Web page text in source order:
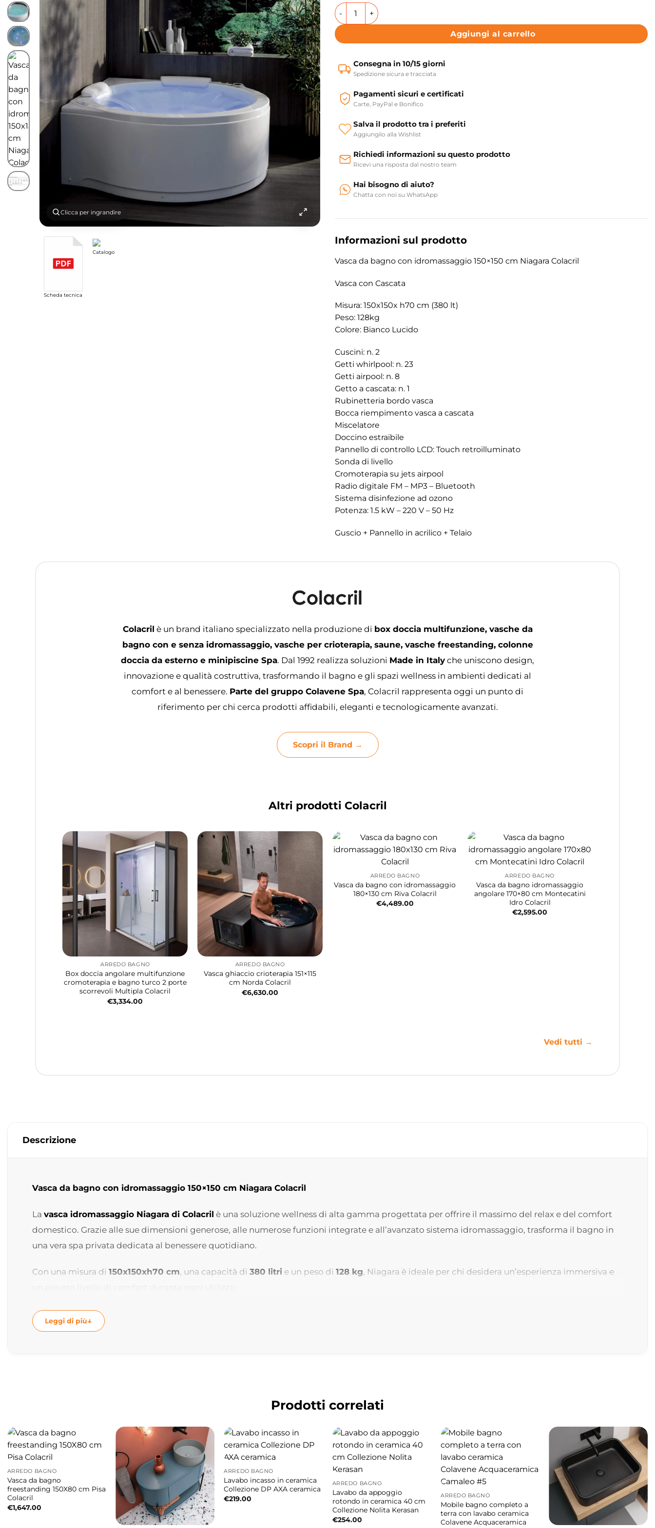
Clicca per ingrandire
Scheda tecnica
Catalogo
Vasca da bagno con idromassaggio 150x150 cm Niagara Colacril quantità
Aggiungi al carrello
Consegna in 10/15 giorni
Spedizione sicura e tracciata
Pagamenti sicuri e certificati
Carte, PayPal e Bonifico
Salva il prodotto tra i preferiti
Aggiungilo alla Wishlist
Richiedi informazioni su questo prodotto
Ricevi una risposta dal nostro team
Hai bisogno di aiuto?
Chatta con noi su WhatsApp
Informazioni sul prodotto
Vasca da bagno con idromassaggio 150×150 cm Niagara Colacril
Vasca con Cascata
Misura: 150x150x h70 cm (380 lt)
Peso: 128kg
Colore: Bianco Lucido
Cuscini: n. 2
Getti whirlpool: n. 23
Getti airpool: n. 8
Getto a cascata: n. 1
Rubinetteria bordo vasca
Bocca riempimento vasca a cascata
Miscelatore
Doccino estraibile
Pannello di controllo LCD: Touch retroilluminato
Sonda di livello
Cromoterapia su jets airpool
Radio digitale FM – MP3 – Bluetooth
Sistema disinfezione ad ozono
Potenza: 1.5 kW – 220 V – 50 Hz
Guscio + Pannello in acrilico + Telaio
Colacril è un brand italiano specializzato nella produzione di box doccia multifunzione, vasche da
bagno con e senza idromassaggio, vasche per crioterapia, saune, vasche freestanding, colonne
doccia da esterno e minipiscine Spa. Dal 1992 realizza soluzioni Made in Italy che uniscono design,
innovazione e qualità costruttiva, trasformando il bagno e gli spazi wellness in ambienti dedicati al
comfort e al benessere. Parte del gruppo Colavene Spa, Colacril rappresenta oggi un punto di
riferimento per chi cerca prodotti affidabili, eleganti e tecnologicamente avanzati.
Scopri il Brand →
Altri prodotti Colacril
ARREDO BAGNO
Box doccia angolare multifunzione
cromoterapia e bagno turco 2 porte
scorrevoli Multipla Colacril
€3,334.00
ARREDO BAGNO
Vasca ghiaccio crioterapia 151×115
cm Norda Colacril
€6,630.00
ARREDO BAGNO
Vasca da bagno con idromassaggio
180×130 cm Riva Colacril
€4,489.00
ARREDO BAGNO
Vasca da bagno idromassaggio
angolare 170×80 cm Montecatini
Idro Colacril
€2,595.00
Vedi tutti →
Descrizione
Vasca da bagno con idromassaggio 150×150 cm Niagara Colacril
La vasca idromassaggio Niagara di Colacril è una soluzione wellness di alta gamma progettata per offrire il massimo del relax e del comfort
domestico. Grazie alle sue dimensioni generose, alle numerose funzioni integrate e all’avanzato sistema idromassaggio, trasforma il bagno in
una vera spa privata dedicata al benessere quotidiano.
Con una misura di 150x150xh70 cm, una capacità di 380 litri e un peso di 128 kg, Niagara è ideale per chi desidera un’esperienza immersiva e
Vasca con cascata Niagara
Niagara si distingue per il suo caratteristico design angolare con ampio bacino dalla forma circolare, studiato per offrire una sensazione di
Idromassaggio ad alte prestazioni
Niagara si distingue per il suo sistema wellness particolarmente evoluto, progettato per offrire un massaggio completo e coinvolgente.
Dotazioni idromassaggio:
• 23 getti Whirlpool
Leggi di più
Prodotti correlati
ARREDO BAGNO
Vasca da bagno
freestanding 150X80 cm Pisa
Colacril
€1,647.00
ARREDO BAGNO
Lavabo incasso in ceramica
Collezione DP AXA ceramica
€219.00
ARREDO BAGNO
Lavabo da appoggio
rotondo in ceramica 40 cm
Collezione Nolita Kerasan
€254.00
ARREDO BAGNO
Mobile bagno completo a
terra con lavabo ceramica
Colavene Acquaceramica